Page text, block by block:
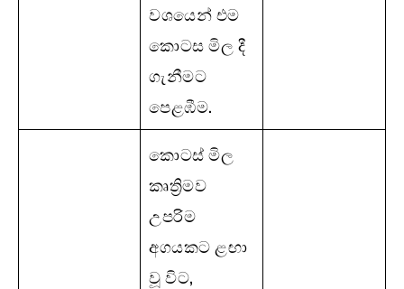
වශයෙන් එම
කොටස මිල දී
ගැනීමට
පෙළඹීම.
කොටස් මිල
කෘත්‍රිමව
උපරිම
අගයකට ළඟා
වූ විට,